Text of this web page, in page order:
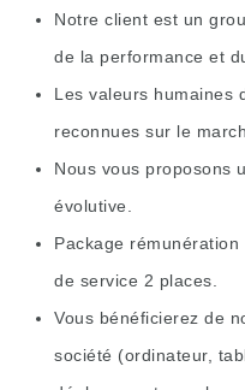
Notre client est un
de la performance et
Les valeurs humaines
reconnues sur le
Nous vous proposons
évolutive.
Package
de service 2 places.
Vous bénéficierez de
société (ordinateur,